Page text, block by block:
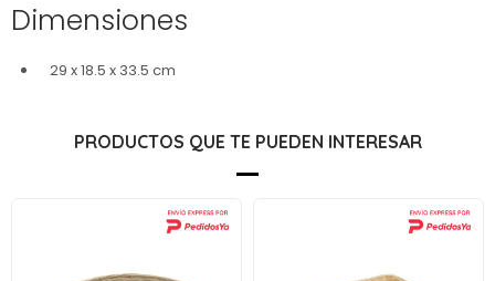
Dimensiones
29 x 18.5 x 33.5 cm
PRODUCTOS QUE TE PUEDEN INTERESAR